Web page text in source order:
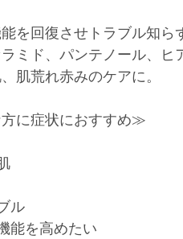
を回復させトラブル知ら
ミド、パンテノール、ヒ
肌荒れ赤みのケアに。
に症状におすすめ≫
ル
能を高めたい